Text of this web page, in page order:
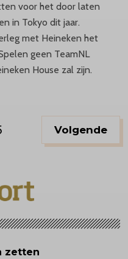
voor het door laten
in Tokyo dit jaar.
met Heineken het
geen TeamNL
House zal zijn.
Volgende
zetten